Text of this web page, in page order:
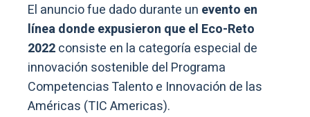
El anuncio fue dado durante un evento en
línea donde expusieron que el Eco-Reto
2022consiste en la categoría especial de
innovación sostenible del Programa
Competencias Talento e Innovación de las
Américas (TIC Americas).